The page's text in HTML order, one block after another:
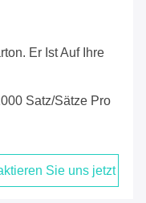
Er Ist Auf Ihre
Satz/Sätze Pro
Sie uns jetzt